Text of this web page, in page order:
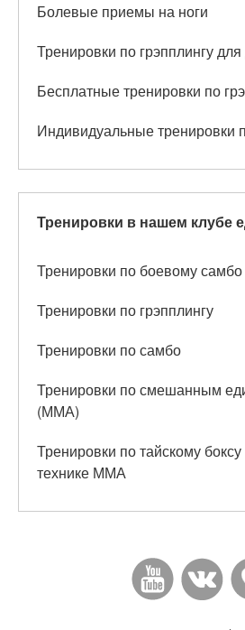
Болевые приемы на ноги
Тренировки по грэпплингу для
Бесплатные тренировки по
Индивидуальные тренировки
Тренировки в нашем клубе
Тренировки по боевому самбо
Тренировки по грэпплингу
Тренировки по самбо
Тренировки по смешанным
(ММА)
Тренировки по тайскому
технике ММА